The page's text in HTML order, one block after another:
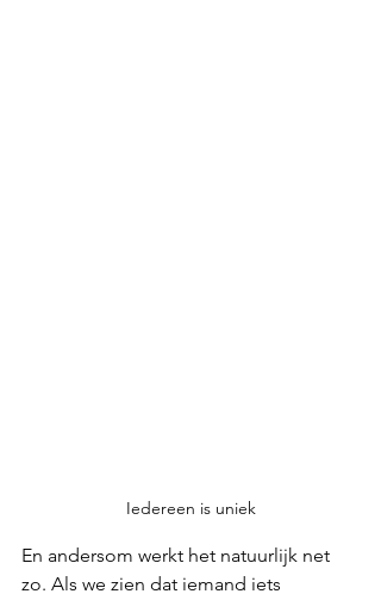
Iedereen is uniek
En andersom werkt het natuurlijk net
zo. Als we zien dat iemand iets